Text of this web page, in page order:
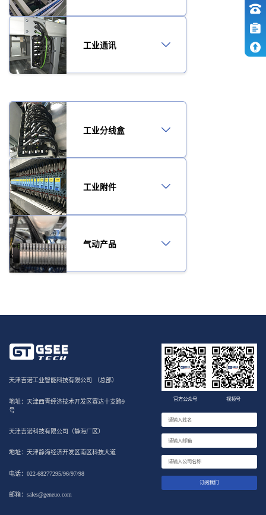
工业通讯
工业分线盒
工业附件
气动产品
天津吉诺工业智能科技有限公司 （总部）
地址：天津西青经济技术开发区赛达十支路9
号
天津吉诺科技有限公司（静海厂区）
地址：天津静海经济开发区南区科技大道
电话：022-68277295/96/97/98
邮箱：sales@geneuo.com
官方公众号 视频号
订阅我们